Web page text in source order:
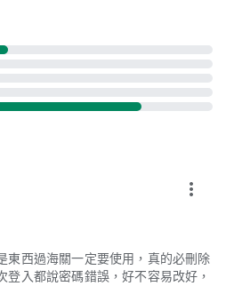
more_vert
東西過海關一定要使用，真的必刪除
登入都說密碼錯誤，好不容易改好，